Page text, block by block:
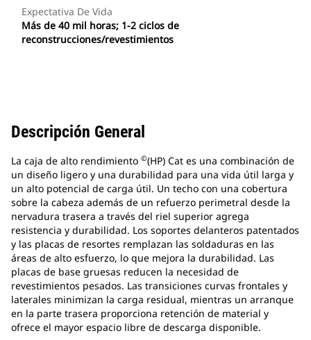
Expectativa De Vida
Más de 40 mil horas; 1-2 ciclos de
reconstrucciones/revestimientos
Descripción General
La caja de alto rendimiento ©(HP) Cat es una combinación de
un diseño ligero y una durabilidad para una vida útil larga y
un alto potencial de carga útil. Un techo con una cobertura
sobre la cabeza además de un refuerzo perimetral desde la
nervadura trasera a través del riel superior agrega
resistencia y durabilidad. Los soportes delanteros patentados
y las placas de resortes remplazan las soldaduras en las
áreas de alto esfuerzo, lo que mejora la durabilidad. Las
placas de base gruesas reducen la necesidad de
revestimientos pesados. Las transiciones curvas frontales y
laterales minimizan la carga residual, mientras un arranque
en la parte trasera proporciona retención de material y
ofrece el mayor espacio libre de descarga disponible.